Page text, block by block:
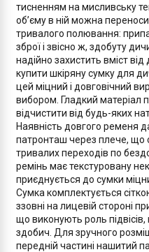
тисненням на мисливську
об’єму в ній можна
тривалого полювання:
зброї і звісно ж, здобуту
надійно захистить вміст
купити шкіряну сумку для
цей міцний і довговічний
вибором. Гладкий матеріал
відчистити від будь-яких
Наявність довгого ременя
патронташ через плече, що
тривалих переходів по
ремінь має текстуровану
приєднується до сумки
Сумка комплектується
ззовні на лицевій стороні
що виконують роль
здобич. Для зручного
передній частині нашитий